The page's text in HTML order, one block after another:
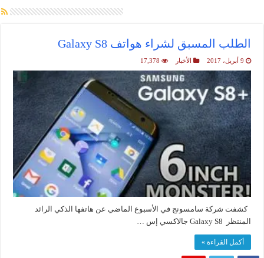
الطلب المسبق لشراء هواتف Galaxy S8
9 أبريل، 2017 الأخبار 17,378
كشفت شركة سامسونج في الأسبوع الماضي عن هاتفها الذكي الرائد
المنتظر Galaxy S8 جالاكسي إس …
أكمل القراءة »